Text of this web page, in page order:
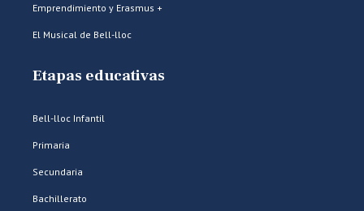
Emprendimiento y Erasmus +
El Musical de Bell-lloc
Etapas educativas
Bell-lloc Infantil
Primaria
Secundaria
Bachillerato